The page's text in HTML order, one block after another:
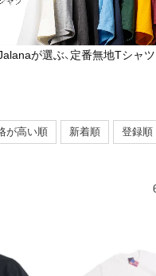
が選ぶ、定番無地Tシャツ
が高い順 新着順
登録順